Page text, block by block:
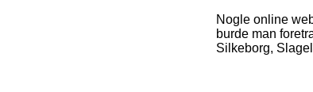
Nogle online
burde man
Silkeborg,